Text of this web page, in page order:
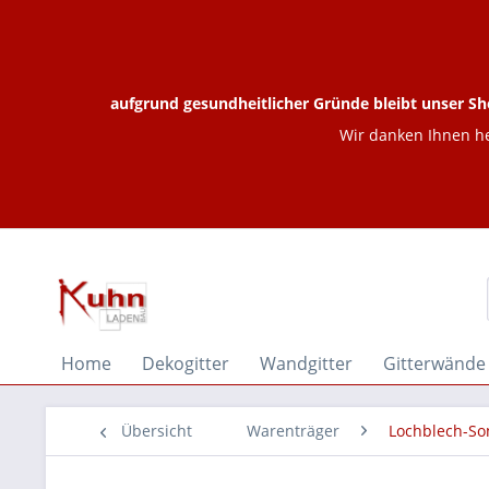
Home Dekogitter Wandgitter Gitterwände
Übersicht Warenträger Lochblech-
aufgrund gesundheitlicher Gründe bleibt unser
Wir danken Ihnen